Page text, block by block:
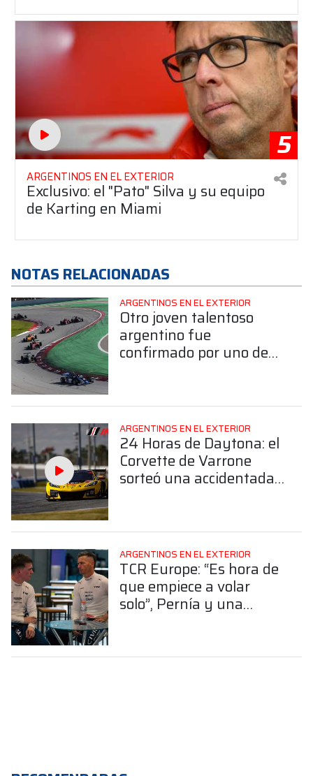
5
ARGENTINOS EN EL EXTERIOR
Exclusivo: el "Pato" Silva y su equipo
de Karting en Miami
NOTAS RELACIONADAS
ARGENTINOS EN EL EXTERIOR
Otro joven talentoso
argentino fue
confirmado por uno de
ARGENTINOS EN EL EXTERIOR
24 Horas de Daytona: el
Corvette de Varrone
sorteó una accidentada
ARGENTINOS EN EL EXTERIOR
TCR Europe: “Es hora de
que empiece a volar
solo”, Pernía y una